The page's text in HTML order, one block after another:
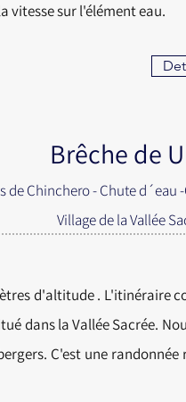
vitesse sur l'élément eau.
Brêche de
de Chinchero - Chute d´eau
Village de la Vallée
d'altitude . L'itinéraire
dans la Vallée Sacrée.
C'est une